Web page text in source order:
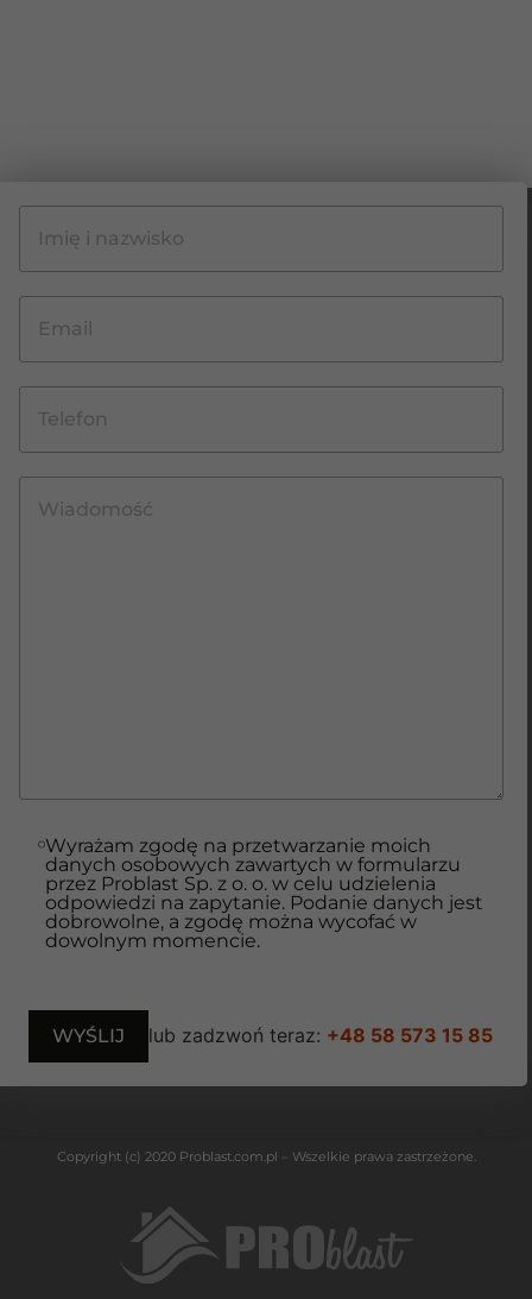
Wyrażam zgodę na przetwarzanie moich
danych osobowych zawartych w formularzu
przez Problast Sp. z o. o. w celu udzielenia
odpowiedzi na zapytanie. Podanie danych jest
dobrowolne, a zgodę można wycofać w
dowolnym momencie.
lub zadzwoń teraz: +48 58 573 15 85
Copyright (c) 2020 Problast.com.pl – Wszelkie prawa zastrzeżone.